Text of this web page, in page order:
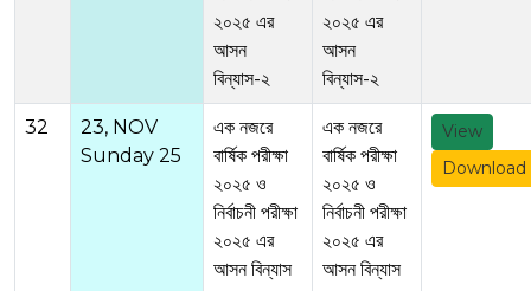
২০২৫ এর
আসন
বিন্যাস-২
২০২৫ এর
আসন
বিন্যাস-২
32
23, NOV
Sunday 25
এক নজরে
বার্ষিক পরীক্ষা
২০২৫ ও
নির্বাচনী পরীক্ষা
২০২৫ এর
আসন বিন্যাস
এক নজরে
বার্ষিক পরীক্ষা
২০২৫ ও
নির্বাচনী পরীক্ষা
২০২৫ এর
আসন বিন্যাস
View
Download